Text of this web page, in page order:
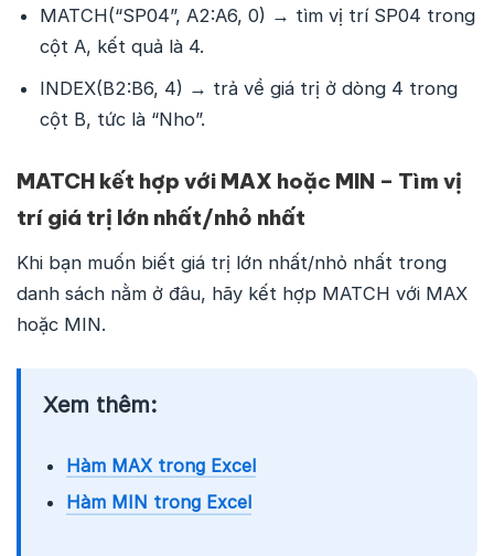
MATCH(“SP04”, A2:A6, 0) → tìm vị trí SP04 trong
cột A, kết quả là 4.
INDEX(B2:B6, 4) → trả về giá trị ở dòng 4 trong
cột B, tức là “Nho”.
MATCH kết hợp với MAX hoặc MIN – Tìm vị
trí giá trị lớn nhất/nhỏ nhất
Khi bạn muốn biết giá trị lớn nhất/nhỏ nhất trong
danh sách nằm ở đâu, hãy kết hợp MATCH với MAX
hoặc MIN.
Xem thêm:
Hàm MAX trong Excel
Hàm MIN trong Excel